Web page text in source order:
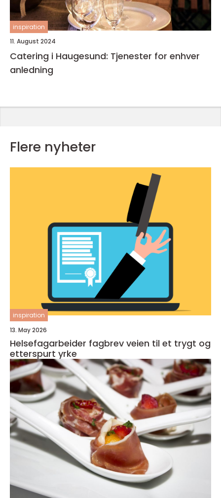
inspiration
11. August 2024
Catering i Haugesund: Tjenester for enhver
anledning
Flere nyheter
inspiration
13. May 2026
Helsefagarbeider fagbrev veien til et trygt og
etterspurt yrke